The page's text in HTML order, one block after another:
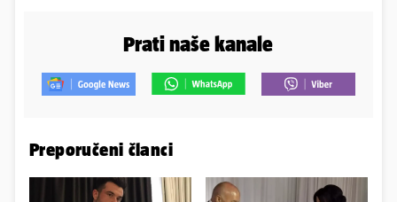
Prati naše kanale
Preporučeni članci